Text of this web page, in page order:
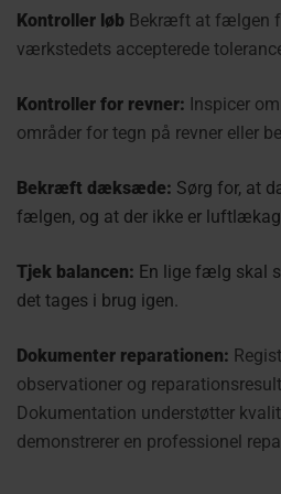
Kontroller løb Bekræft at fælgen
værkstedets accepterede
Kontroller for revner: Inspicer
områder for tegn på revner eller
Bekræft dæksæde: Sørg for, at
fælgen, og at der ikke er
Tjek balancen: En lige fælg skal
det tages i brug igen.
Dokumenter reparationen:
observationer og
Dokumentation understøtter
demonstrerer en professionel